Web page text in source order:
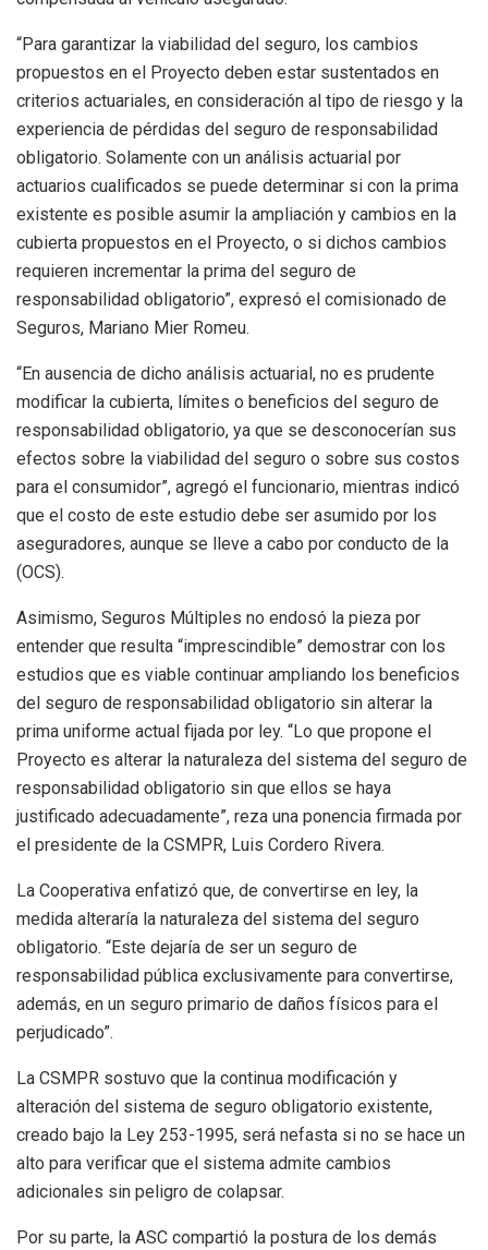
“Para garantizar la viabilidad del seguro, los cambios
propuestos en el Proyecto deben estar sustentados en
criterios actuariales, en consideración al tipo de riesgo y la
experiencia de pérdidas del seguro de responsabilidad
obligatorio. Solamente con un análisis actuarial por
actuarios cualificados se puede determinar si con la prima
existente es posible asumir la ampliación y cambios en la
cubierta propuestos en el Proyecto, o si dichos cambios
requieren incrementar la prima del seguro de
responsabilidad obligatorio”, expresó el comisionado de
Seguros, Mariano Mier Romeu.
“En ausencia de dicho análisis actuarial, no es prudente
modificar la cubierta, límites o beneficios del seguro de
responsabilidad obligatorio, ya que se desconocerían sus
efectos sobre la viabilidad del seguro o sobre sus costos
para el consumidor”, agregó el funcionario, mientras indicó
que el costo de este estudio debe ser asumido por los
aseguradores, aunque se lleve a cabo por conducto de la
(OCS).
Asimismo, Seguros Múltiples no endosó la pieza por
entender que resulta “imprescindible” demostrar con los
estudios que es viable continuar ampliando los beneficios
del seguro de responsabilidad obligatorio sin alterar la
prima uniforme actual fijada por ley. “Lo que propone el
Proyecto es alterar la naturaleza del sistema del seguro de
responsabilidad obligatorio sin que ellos se haya
justificado adecuadamente”, reza una ponencia firmada por
el presidente de la CSMPR, Luis Cordero Rivera.
La Cooperativa enfatizó que, de convertirse en ley, la
medida alteraría la naturaleza del sistema del seguro
obligatorio. “Este dejaría de ser un seguro de
responsabilidad pública exclusivamente para convertirse,
además, en un seguro primario de daños físicos para el
perjudicado”.
La CSMPR sostuvo que la continua modificación y
alteración del sistema de seguro obligatorio existente,
creado bajo la Ley 253-1995, será nefasta si no se hace un
alto para verificar que el sistema admite cambios
adicionales sin peligro de colapsar.
Por su parte, la ASC compartió la postura de los demás